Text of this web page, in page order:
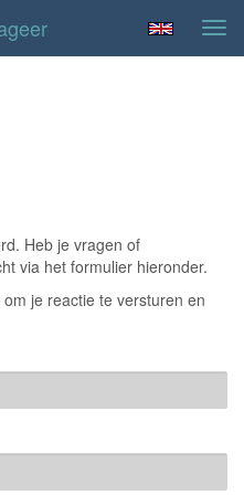
Heb je vragen of
via het formulier hieronder.
je reactie te versturen en